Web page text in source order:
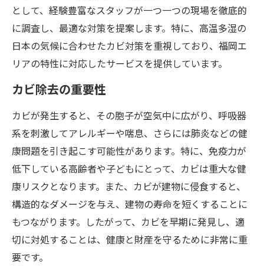
として、経験豊富なスタッフが一つ一つの現場を徹底的
に調査し、最適な対策を提案します。特に、高温多湿の
日本の気候に合わせたカビ対策を重視しており、福岡エ
リアの特性に対応したサービスを提供しています。
カビ除去の重要性
カビが発生すると、その胞子が空気中に広がり、呼吸器
系を刺激してアレルギーや喘息、さらには肺炎などの健
康問題を引き起こす可能性があります。特に、免疫力が
低下している高齢者や子どもにとって、カビは重大な健
康リスクとなります。また、カビが建物に侵食すると、
構造的なダメージを与え、建物の寿命を短くすることに
もつながります。したがって、カビを早期に発見し、適
切に対処することは、健康と財産を守るために非常に重
要です。